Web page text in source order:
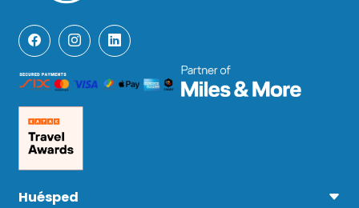
Algunas de las atracciones de visita
obligada son el castillo de Chillon (a 30
minutos en coche), el mundo de Chaplin
(a 40 minutos en coche) y el castillo de
Aigle (a 25 minutos en coche).
El aeropuerto más cercano es el de
Huésped